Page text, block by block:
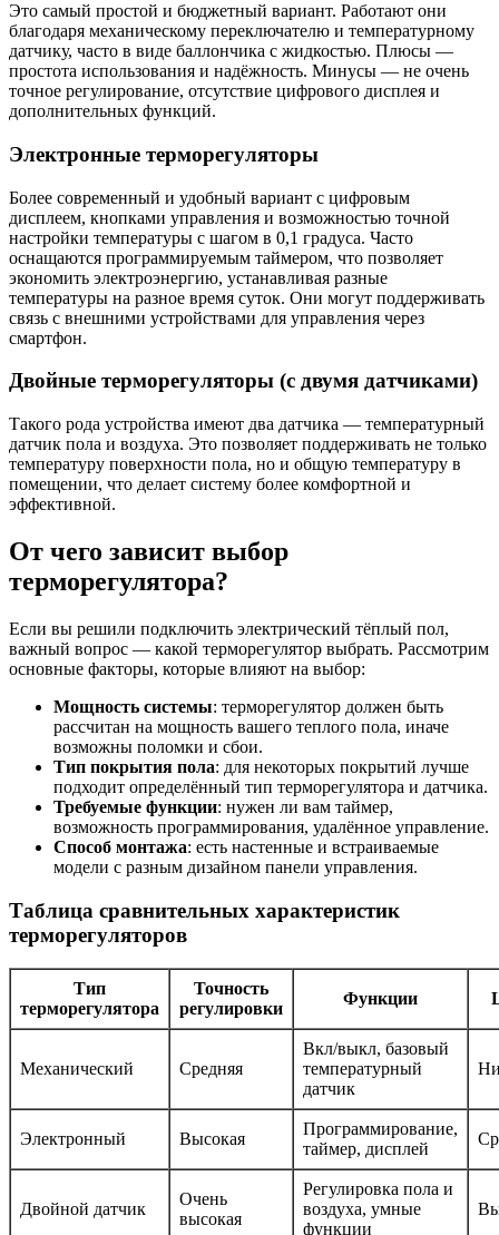
Это самый простой и бюджетный вариант. Работают они
благодаря механическому переключателю и температурному
датчику, часто в виде баллончика с жидкостью. Плюсы —
простота использования и надёжность. Минусы — не очень
точное регулирование, отсутствие цифрового дисплея и
дополнительных функций.
Электронные терморегуляторы
Более современный и удобный вариант с цифровым
дисплеем, кнопками управления и возможностью точной
настройки температуры с шагом в 0,1 градуса. Часто
оснащаются программируемым таймером, что позволяет
экономить электроэнергию, устанавливая разные
температуры на разное время суток. Они могут поддерживать
связь с внешними устройствами для управления через
смартфон.
Двойные терморегуляторы (с двумя датчиками)
Такого рода устройства имеют два датчика — температурный
датчик пола и воздуха. Это позволяет поддерживать не только
температуру поверхности пола, но и общую температуру в
помещении, что делает систему более комфортной и
эффективной.
От чего зависит выбор
терморегулятора?
Если вы решили подключить электрический тёплый пол,
важный вопрос — какой терморегулятор выбрать. Рассмотрим
основные факторы, которые влияют на выбор:
Мощность системы: терморегулятор должен быть
рассчитан на мощность вашего теплого пола, иначе
возможны поломки и сбои.
Тип покрытия пола: для некоторых покрытий лучше
подходит определённый тип терморегулятора и датчика.
Требуемые функции: нужен ли вам таймер,
возможность программирования, удалённое управление.
Способ монтажа: есть настенные и встраиваемые
модели с разным дизайном панели управления.
Таблица сравнительных характеристик
терморегуляторов
Тип
терморегулятора
Точность
регулировки
Функции
Механический Средняя
Вкл/выкл, базовый
температурный
датчик
Электронный Высокая
Программирование,
таймер, дисплей
Двойной датчик
Очень
высокая
Регулировка пола и
воздуха, умные
функции